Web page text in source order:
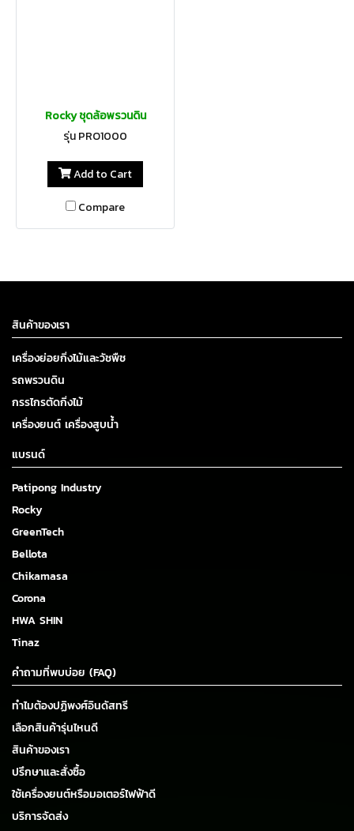
Rocky ชุดล้อพรวนดิน
รุ่น PRO1000
Add to Cart
Compare
สินค้าของเรา
เครื่องย่อยกิ่งไม้และวัชพืช
รถพรวนดิน
กรรไกรตัดกิ่งไม้
เครื่องยนต์ เครื่องสูบน้ำ
แบรนด์
Patipong Industry
Rocky
GreenTech
Bellota
Chikamasa
Corona
HWA SHIN
Tinaz
คำถามที่พบบ่อย (FAQ)
ทำไมต้องปฏิพงศ์อินดัสทรี
เลือกสินค้ารุ่นไหนดี
สินค้าของเรา
ปรึกษาและสั่งซื้อ
ใช้เครื่องยนต์หรือมอเตอร์ไฟฟ้าดี
บริการจัดส่ง